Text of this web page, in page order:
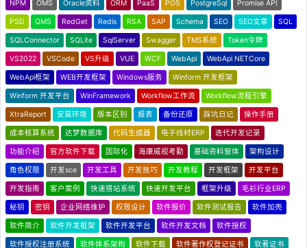
NPM OMS Oracle资料 ORM PaaS POS PostgreSql Promise API
PSD QMS RedGet Redis RSA SAP Schema SEO SEO文章 SQL
SQLConnector SQLite SqlServer Swagger TMS系统 Token令牌
VS2022 VSCode VS升级 VUE WCF WebApi WebApi NETCore
WebApi框架 WEB开发框架 Windows服务 Winform 开发框架
Winform 开发平台 WinFramework Workflow工作流 Workflow流程引擎
XtraReport 安装环境 版本区别 报表 备份还原 踩坑日记 操作手册
成本核算系统 达梦数据库 代码生成器 电子线材ERP 迭代开发记录
功能介绍 官方软件下载 国际化 海康威视考勤 基础资料窗体 架构设计
角色权限 开发sce 开发工具 开发技巧 开发教程 开发框架 开发平台
开发指南 客户案例 快速搭站系统 快速开发平台 框架升级 毛衫行业ERP
秘钥 密钥 企业网络维护 权限设计 软件报价 软件测试报告 软件加壳
软件简介 软件开发框架 软件开发平台 软件开发文档 软件授权
软件授权注册系统 软件体系架构 软件下载 软件著作权登记证书 软著证书